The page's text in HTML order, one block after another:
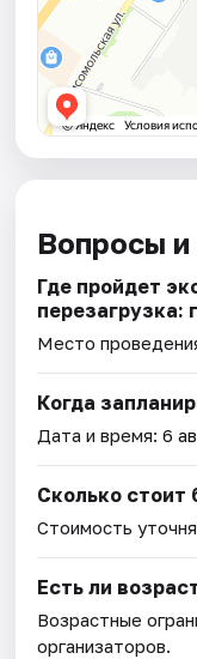
Вопросы
Где пройдет
перезагрузка:
Место
Когда
Дата и время:6
Сколько стоит
Стоимость
Есть ли
Возрастные
организаторов.